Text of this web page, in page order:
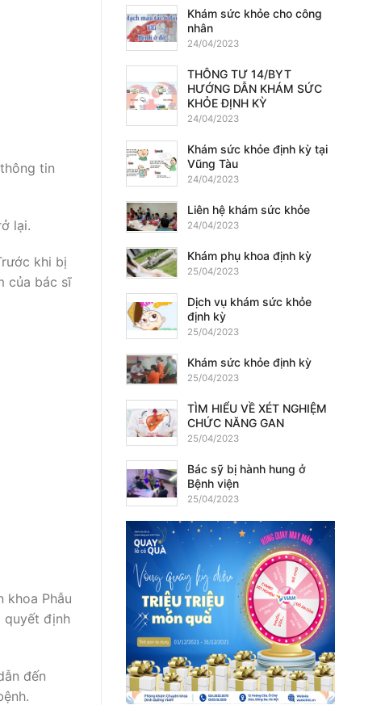
tin
lại.
khi bị
của bác sĩ
khoa Phẫu
quyết định
đến
Khám sức khỏe cho công
nhân
24/04/2023
THÔNG TƯ 14/BYT
HƯỚNG DẪN KHÁM SỨC
KHỎE ĐỊNH KỲ
24/04/2023
Khám sức khỏe định kỳ tại
Vũng Tàu
24/04/2023
Liên hệ khám sức khỏe
24/04/2023
Khám phụ khoa định kỳ
25/04/2023
Dịch vụ khám sức khỏe
định kỳ
25/04/2023
Khám sức khỏe định kỳ
25/04/2023
TÌM HIỂU VỀ XÉT NGHIỆM
CHỨC NĂNG GAN
25/04/2023
Bác sỹ bị hành hung ở
Bệnh viện
25/04/2023